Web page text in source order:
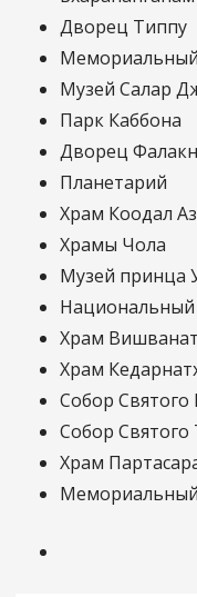
Дворец Типпу
Музей Салар
Парк Каббона
Дворец
Планетарий
Храм Коодал
Храмы Чола
Музей принца
Национальный
Храм Вишванат
Храм
Собор Святого
Собор Святого
Храм